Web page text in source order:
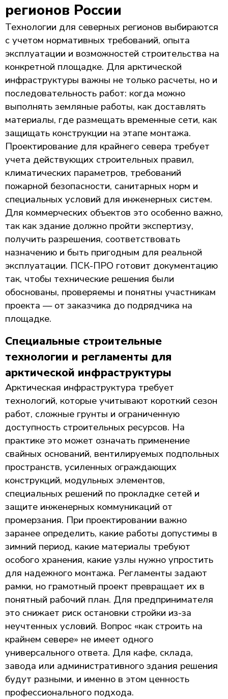
регионов России
Технологии для северных регионов выбираются
с учетом нормативных требований, опыта
эксплуатации и возможностей строительства на
конкретной площадке. Для арктической
инфраструктуры важны не только расчеты, но и
последовательность работ: когда можно
выполнять земляные работы, как доставлять
материалы, где размещать временные сети, как
защищать конструкции на этапе монтажа.
Проектирование для крайнего севера требует
учета действующих строительных правил,
климатических параметров, требований
пожарной безопасности, санитарных норм и
специальных условий для инженерных систем.
Для коммерческих объектов это особенно важно,
так как здание должно пройти экспертизу,
получить разрешения, соответствовать
назначению и быть пригодным для реальной
эксплуатации. ПСК-ПРО готовит документацию
так, чтобы технические решения были
обоснованы, проверяемы и понятны участникам
проекта — от заказчика до подрядчика на
площадке.
Специальные строительные
технологии и регламенты для
арктической инфраструктуры
Арктическая инфраструктура требует
технологий, которые учитывают короткий сезон
работ, сложные грунты и ограниченную
доступность строительных ресурсов. На
практике это может означать применение
свайных оснований, вентилируемых подпольных
пространств, усиленных ограждающих
конструкций, модульных элементов,
специальных решений по прокладке сетей и
защите инженерных коммуникаций от
промерзания. При проектировании важно
заранее определить, какие работы допустимы в
зимний период, какие материалы требуют
особого хранения, какие узлы нужно упростить
для надежного монтажа. Регламенты задают
рамки, но грамотный проект превращает их в
понятный рабочий план. Для предпринимателя
это снижает риск остановки стройки из-за
неучтенных условий. Вопрос «как строить на
крайнем севере» не имеет одного
универсального ответа. Для кафе, склада,
завода или административного здания решения
будут разными, и именно в этом ценность
профессионального подхода.